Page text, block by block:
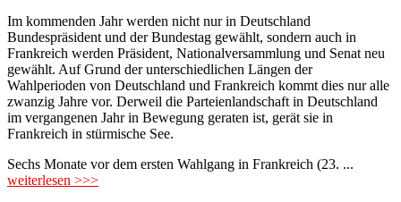
Im kommenden Jahr werden nicht nur in Deutschland
Bundespräsident und der Bundestag gewählt, sondern auch in
Frankreich werden Präsident, Nationalversammlung und Senat neu
gewählt. Auf Grund der unterschiedlichen Längen der
Wahlperioden von Deutschland und Frankreich kommt dies nur alle
zwanzig Jahre vor. Derweil die Parteienlandschaft in Deutschland
im vergangenen Jahr in Bewegung geraten ist, gerät sie in
Frankreich in stürmische See.
Sechs Monate vor dem ersten Wahlgang in Frankreich (23. ...
weiterlesen >>>